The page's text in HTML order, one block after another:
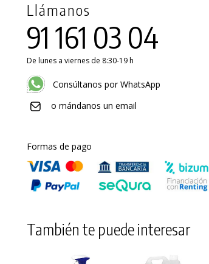
Llámanos
91 161 03 04
De lunes a viernes de 8:30-19 h
Consúltanos por WhatsApp
o mándanos un email
Formas de pago
También te puede interesar